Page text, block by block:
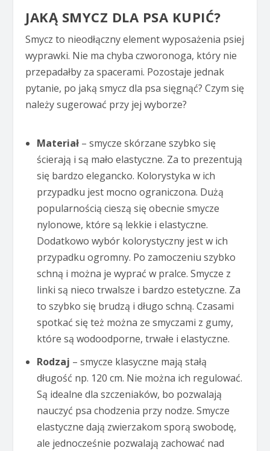
JAKĄ SMYCZ DLA PSA KUPIĆ?
Smycz to nieodłączny element wyposażenia psiej
wyprawki. Nie ma chyba czworonoga, który nie
przepadałby za spacerami. Pozostaje jednak
pytanie, po jaką smycz dla psa sięgnąć? Czym się
należy sugerować przy jej wyborze?
Materiał– smycze skórzane szybko się
ścierają i są mało elastyczne. Za to prezentują
się bardzo elegancko. Kolorystyka w ich
przypadku jest mocno ograniczona. Dużą
popularnością cieszą się obecnie smycze
nylonowe, które są lekkie i elastyczne.
Dodatkowo wybór kolorystyczny jest w ich
przypadku ogromny. Po zamoczeniu szybko
schną i można je wyprać w pralce. Smycze z
linki są nieco trwalsze i bardzo estetyczne. Za
to szybko się brudzą i długo schną. Czasami
spotkać się też można ze smyczami z gumy,
które są wodoodporne, trwałe i elastyczne.
Rodzaj – smycze klasyczne mają stałą
długość np. 120 cm. Nie można ich regulować.
Są idealne dla szczeniaków, bo pozwalają
nauczyć psa chodzenia przy nodze. Smycze
elastyczne dają zwierzakom sporą swobodę,
ale jednocześnie pozwalają zachować nad